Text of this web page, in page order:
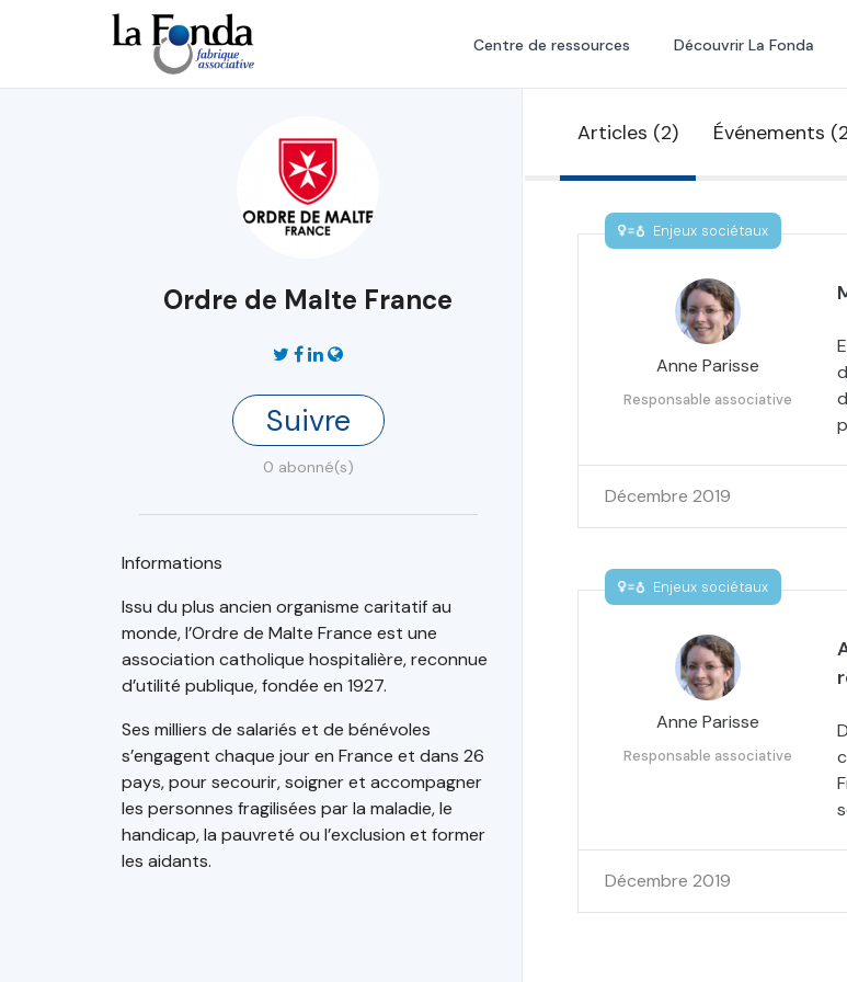
principal
Centre de ressources Découvrir La Fonda
Ordre de Malte France
Suivre
0 abonné(s)
Informations
Issu du plus ancien organisme caritatif au
monde, l’Ordre de Malte France est une
association catholique hospitalière, reconnue
d’utilité publique, fondée en 1927.
Ses milliers de salariés et de bénévoles
s’engagent chaque jour en France et dans 26
pays, pour secourir, soigner et accompagner
les personnes fragilisées par la maladie, le
handicap, la pauvreté ou l’exclusion et former
les aidants.
Articles (2) Événements
Enjeux sociétaux
Anne Parisse
Responsable associative
Décembre 2019
Enjeux sociétaux
Anne Parisse
Responsable associative
Décembre 2019